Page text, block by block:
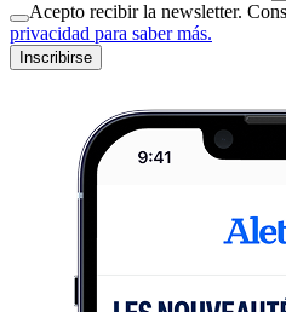
Acepto recibir la newsletter.
privacidad para saber más.
Inscribirse